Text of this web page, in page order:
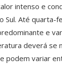
intenso e
Sul. Até quarta-
e
deverá se
podem variar